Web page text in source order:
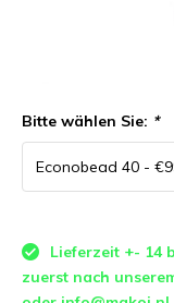
Bitte wählen Sie: *
Lieferzeit +- 14
zuerst nach